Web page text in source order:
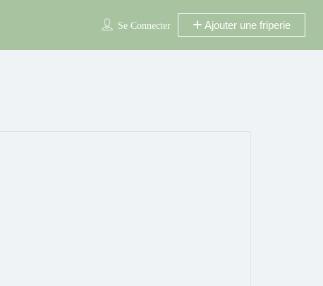
Se Connecter Ajouter une friperie